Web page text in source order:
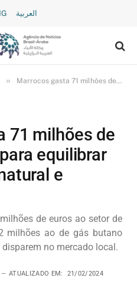
العربية
» Marrocos gasta 71 milhões de euros por mês para equilibrar preços do gás natural e petróleo
71 milhões de
equilibrar
e
de euros ao setor de
milhões ao de gás butano
no mercado local.
ATUALIZADO EM:
21/02/2024